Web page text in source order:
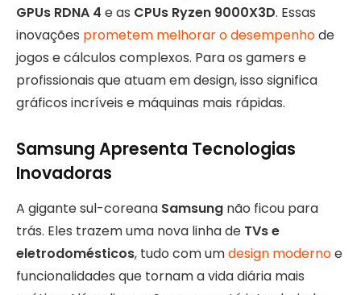
GPUs RDNA 4 e as CPUs Ryzen 9000X3D. Essas
inovações prometem melhorar o desempenhode
jogos e cálculos complexos. Para os gamers e
profissionais que atuam em design, isso significa
gráficos incríveis e máquinas mais rápidas.
Samsung Apresenta Tecnologias
Inovadoras
A gigante sul-coreana Samsung não ficou para
trás. Eles trazem uma nova linha de TVs e
eletrodomésticos, tudo com umdesign modernoe
funcionalidades que tornam a vida diária mais